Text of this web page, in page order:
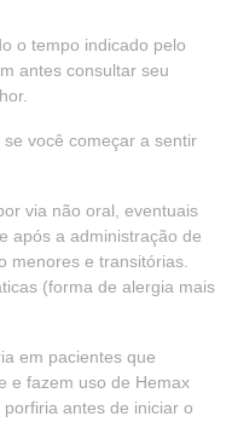
o tempo indicado pelo
antes consultar seu
você começar a sentir
via não oral, eventuais
após a administração de
menores e transitórias.
(forma de alergia mais
em pacientes que
e fazem uso de Hemax
antes de iniciar o